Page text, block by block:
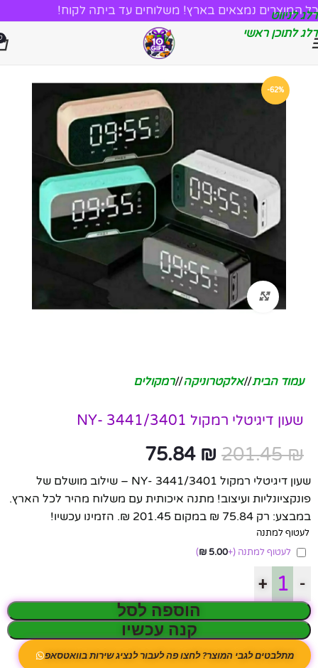
דלג לניווט
דלג לתוכן ראשי
כל המוצרים נמצאים בארץ! משלוחים עד ביתה לקוח!
-62%
לחץ להגדלה
עמוד הבית/ אלקטרוניקה/ רמקולים
שעון דיגיטלי רמקול 3441/3401 -NY
201.45₪
75.84 ₪
שעון דיגיטלי רמקול 3441/3401 -NY – שילוב מושלם של
פונקציונליות ועיצוב! מתנה איכותית עם משלוח מהיר לכל הארץ.
במבצע: רק 75.84 ₪ במקום 201.45 ₪. הזמינו עכשיו!
לעטוף למתנה
לעטוף למתנה (+
5.00
₪
)
-
+
הוספה לסל
קנה עכשיו
מתלבטים לגבי המוצר? לחצו פה לעבור לנציג שירות בוואטסאפ